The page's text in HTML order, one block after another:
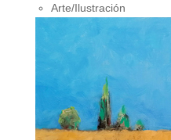
Arte/Ilustración